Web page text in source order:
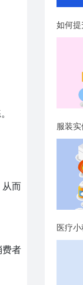
从而
费者